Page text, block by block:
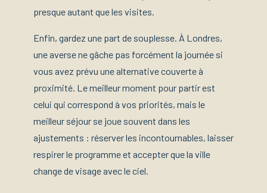
presque autant que les visites.
Enfin, gardez une part de souplesse. À Londres,
une averse ne gâche pas forcément la journée si
vous avez prévu une alternative couverte à
proximité. Le meilleur moment pour partir est
celui qui correspond à vos priorités, mais le
meilleur séjour se joue souvent dans les
ajustements : réserver les incontournables, laisser
respirer le programme et accepter que la ville
change de visage avec le ciel.